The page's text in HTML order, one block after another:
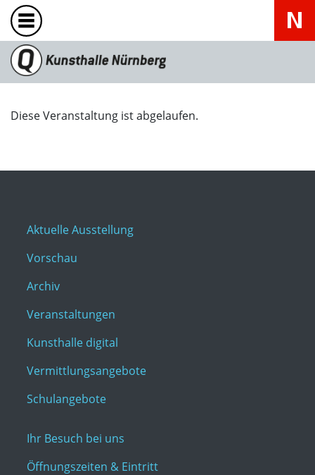
Diese Veranstaltung ist abgelaufen.
Aktuelle Ausstellung
Vorschau
Archiv
Veranstaltungen
Kunsthalle digital
Vermittlungsangebote
Schulangebote
Ihr Besuch bei uns
Öffnungszeiten & Eintritt